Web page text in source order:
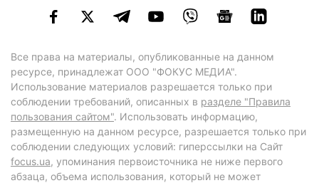
Все права на материалы, опубликованные на данном
ресурсе, принадлежат ООО "ФОКУС МЕДИА".
Использование материалов разрешается только при
соблюдении требований, описанных в разделе "Правила
пользования сайтом". Использовать информацию,
размещенную на данном ресурсе, разрешается только при
соблюдении следующих условий: гиперссылки на Сайт
focus.ua, упоминания первоисточника не ниже первого
абзаца, объема использования, который не может